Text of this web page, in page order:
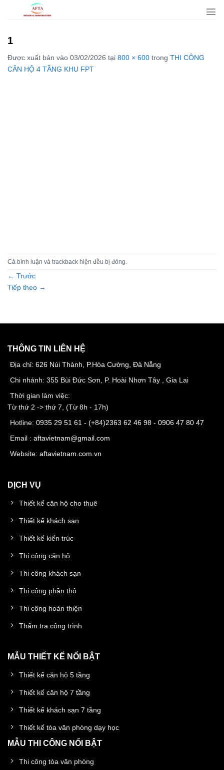
dung1
Được xuất bản vào 03/02/2026 tại 800 × 600 trong THI CÔNG
CĂN HỘ 4 TẦNG KHU FPT
Cả bình luận và trackback hiện đều bị đóng.
← Trước
Tiếp theo →
THÔNG TIN LIÊN HỆ
Địa chỉ: 626 Núi Thành, P.Hòa Cường, Đà Nẵng
Chi nhánh: 355 Bùi Đức Sơn, P. Hoài Nhơn Tây , Gia Lai
Thời gian làm việc:
Từ thứ 2 -> thứ 7, (Từ 8h - 17h)
Hotline: 0935 29 51 61 - (+84)2363 62 46 98 - 0906 47 80 47
Email : aftavietnam@gmail.com
Website: aftavietnam.com.vn
DỊCH VỤ
Thiết kế căn hộ cho thuê
Thiết kế khách sạn
Thiết kế kiến trúc
Thi công căn hộ
Thi công khách sạn
Thi công phần thô
Thi công hoàn thiện
Thẩm tra công trình
MẪU THIẾT KẾ NỔI BẬT
Thiết kế căn hộ 5 tầng
Thiết kế căn hộ 7 tầng
Thiết kế khách sạn 7 tầng
Thiết kế tòa văn phòng dạy học
MẪU THI CÔNG NỔI BẬT
Thi công tòa văn phòng